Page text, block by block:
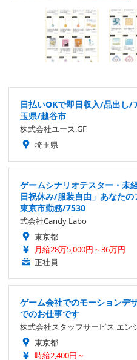
日払いOKで即日収入/品出し
玉県/越谷市
株式会社ユース.GF
埼玉県
ゲームシナリオテスター・未
日祝休み/服装自由」あなた
東京市勤務/7530
式会社Candy Labo
東京都
月給28万5,000円～36万円
正社員
ゲーム会社でのモーションデ
でのお仕事です
株式会社スタッフサービス エン
東京都
時給2,400円～